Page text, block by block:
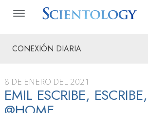
CONEXIÓN DIARIA
8 DE ENERO DEL 2021
EMIL ESCRIBE,